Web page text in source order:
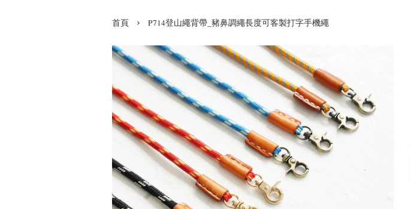
首頁 › P714登山繩背帶_豬鼻調繩長度可客製打字手機繩